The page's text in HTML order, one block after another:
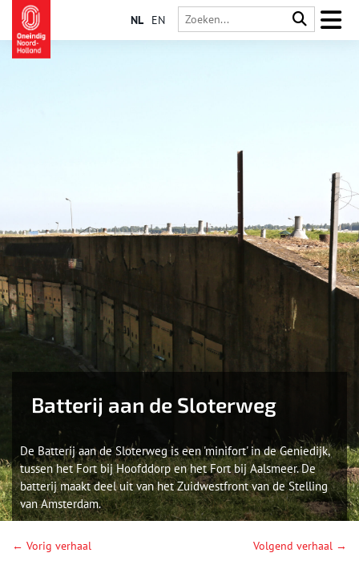
NL EN
Batterij aan de Sloterweg
De Batterij aan de Sloterweg is een 'minifort' in de Geniedijk,
tussen het Fort bij Hoofddorp en het Fort bij Aalsmeer. De
batterij maakt deel uit van het Zuidwestfront van de Stelling
van Amsterdam.
← Vorig verhaal Volgend verhaal →